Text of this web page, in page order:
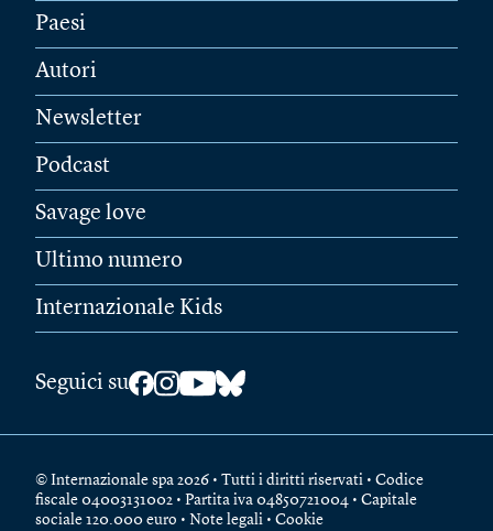
Paesi
Autori
Newsletter
Podcast
Savage love
Ultimo numero
Internazionale Kids
Seguici su
© Internazionale spa 2026 • Tutti i diritti riservati • Codice
fiscale 04003131002 • Partita iva 04850721004 • Capitale
sociale 120.000 euro • Note legali • Cookie